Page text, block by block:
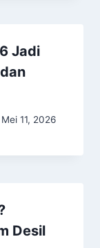
Jadi
Mei 11, 2026
Desil